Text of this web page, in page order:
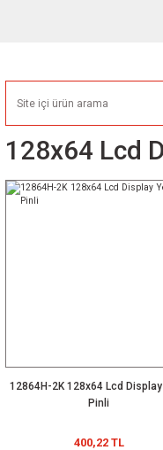
128x64 Lcd
12864H-2K 128x64 Lcd Display
Pinli
400,22 TL